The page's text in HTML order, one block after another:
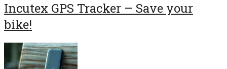
Incutex GPS Tracker – Save your
bike!